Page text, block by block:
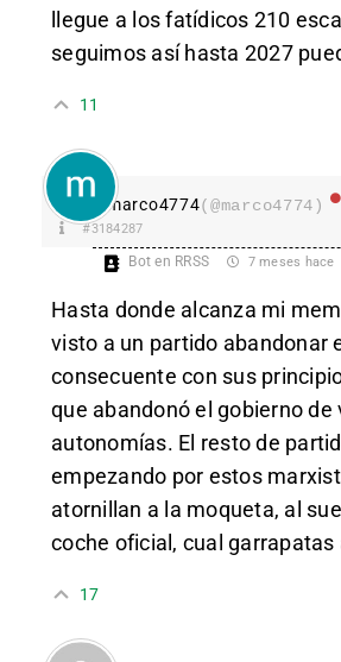
llegue a los fatídicos 210
seguimos así hasta 2027
11
marco4774(@marco4774)
#3184287
Bot en RRSS 7 meses hace
Hasta donde alcanza mi
visto a un partido abandonar
consecuente con sus
que abandonó el gobierno de
autonomías. El resto de
empezando por estos
atornillan a la moqueta, al
coche oficial, cual garrapatas
17